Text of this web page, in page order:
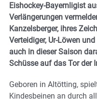
Eishockey-Bayernligist
Verlängerungen
Kanzelsberger, ihres
Verteidiger, Ur-Löwen
auch in dieser Saison
Schüsse auf das Tor der
Geboren in Altötting,
Kindesbeinen an durch